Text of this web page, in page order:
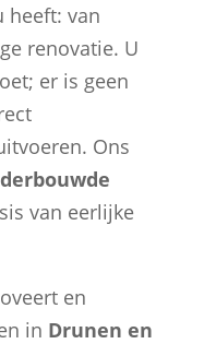
heeft: van
renovatie. U
er is geen
Ons
van eerlijke
en
in Drunen en